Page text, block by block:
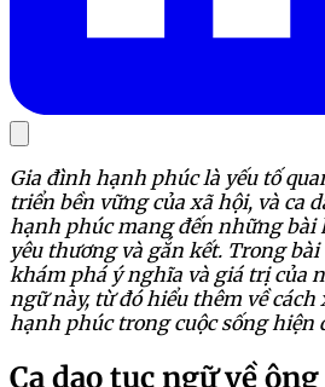
Gia đình hạnh phúc là yếu tố
triển bền vững của xã hội, và ca
hạnh phúc mang đến những bài
yêu thương và gắn kết. Trong bài
khám phá ý nghĩa và giá trị của
ngữ này, từ đó hiểu thêm về
hạnh phúc trong cuộc sống hiện
Ca dao tục ngữ về